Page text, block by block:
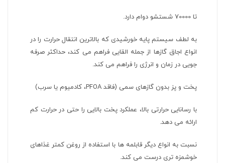
تا 70000 شستشو دوام دارد.
به لطف سیستم پایه خورشیدی که بالاترین انتقال حرارت را در
انواع اجاق گازها از جمله القایی فراهم می کند، حداکثر صرفه
جویی در زمان و انرژی را فراهم می کند.
پخت و پز بدون گازهای سمی (فاقد PFOA، کادمیوم یا سرب)
با رسانایی حرارتی بالا، عملکرد پخت بالایی را حتی در حرارت کم
ارائه می دهد.
نسبت به انواع دیگر قابلمه ها با استفاده از روغن کمتر غذاهای
خوشمزه تری درست می کند.